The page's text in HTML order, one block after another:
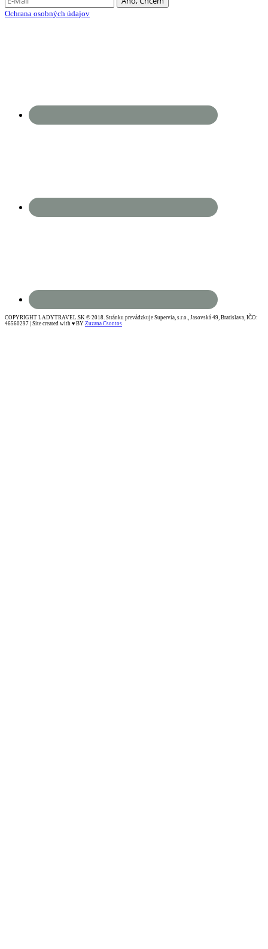
Ochrana osobných údajov
COPYRIGHT LADYTRAVEL.SK © 2018. Stránku prevádzkuje Supervia, s.r.o., Jasovská 49, Bratislava, IČO:
46560297 | Site created with ♥ BY Zuzana Csontos